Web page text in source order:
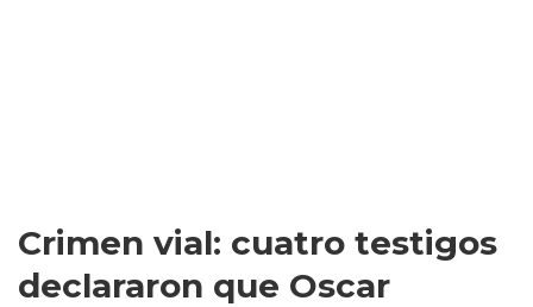
Crimen vial: cuatro testigos
declararon que Oscar